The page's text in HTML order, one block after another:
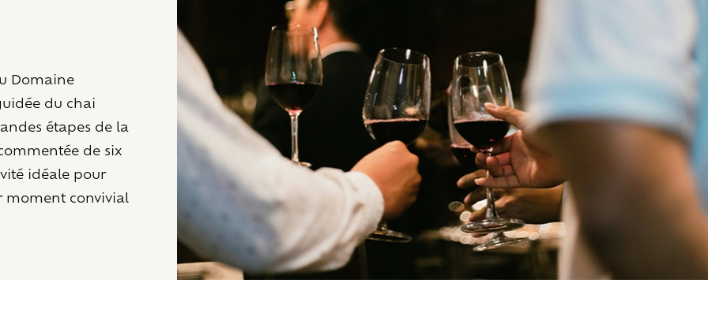
Domaine
du chai
étapes de la
de six
idéale pour
moment convivial